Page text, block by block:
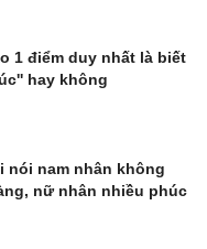
1 điểm duy nhất là biết
hay không
nói nam nhân không
nữ nhân nhiều phúc